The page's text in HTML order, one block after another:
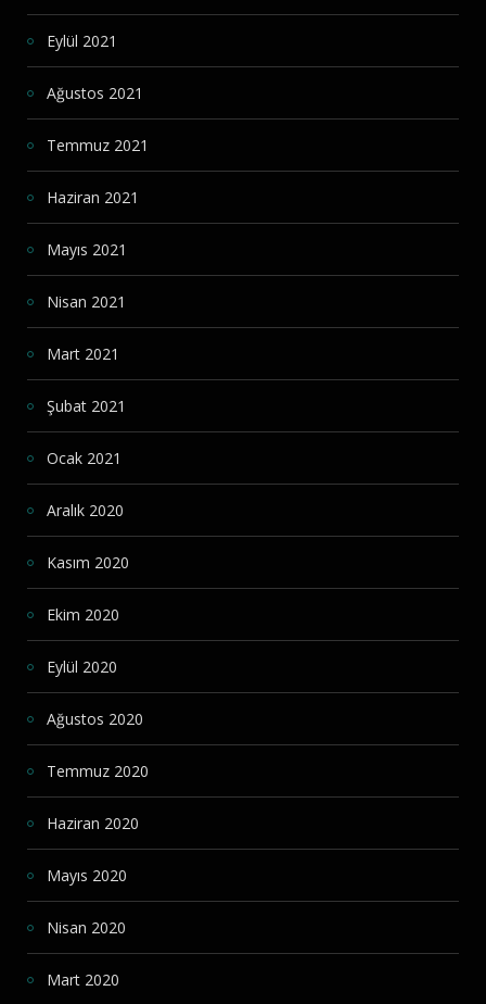
Eylül 2021
Ağustos 2021
Temmuz 2021
Haziran 2021
Mayıs 2021
Nisan 2021
Mart 2021
Şubat 2021
Ocak 2021
Aralık 2020
Kasım 2020
Ekim 2020
Eylül 2020
Ağustos 2020
Temmuz 2020
Haziran 2020
Mayıs 2020
Nisan 2020
Mart 2020